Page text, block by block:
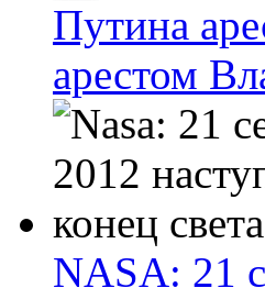
Путина
арестом
NASA: 21